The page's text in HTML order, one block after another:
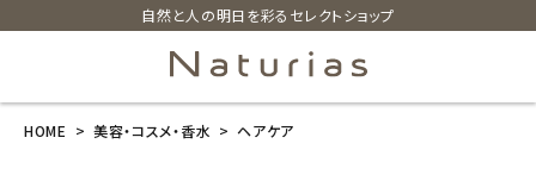
自然と人の明日を彩るセレクトショップ
HOME 美容・コスメ・香水 ヘアケア